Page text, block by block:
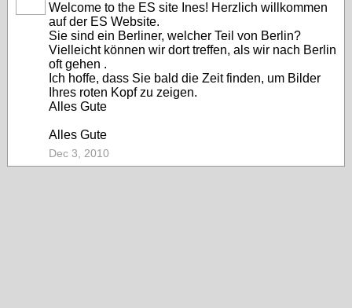
Welcome to the ES site Ines! Herzlich willkommen
auf der ES Website.
Sie sind ein Berliner, welcher Teil von Berlin?
Vielleicht können wir dort treffen, als wir nach Berlin
oft gehen .
Ich hoffe, dass Sie bald die Zeit finden, um Bilder
Ihres roten Kopf zu zeigen.
Alles Gute
Alles Gute
Dec 3, 2010